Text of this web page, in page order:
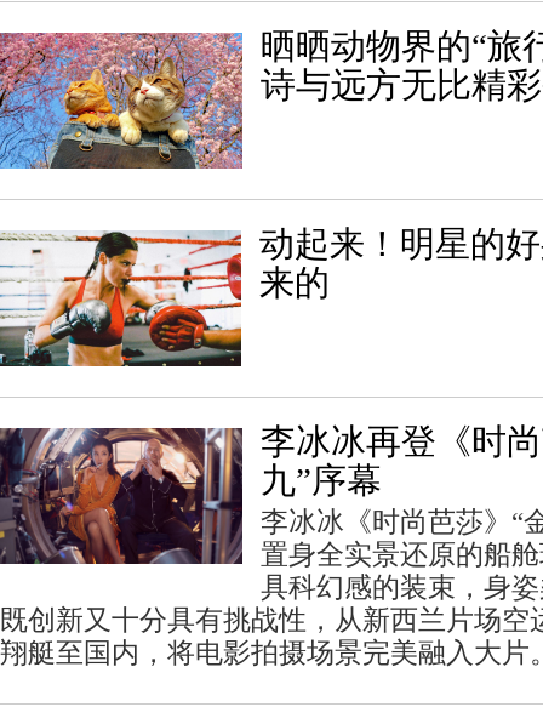
晒晒动物界的“旅
诗与远方无比精
动起来！明星的
来的
李冰冰再登《时
九”序幕
李冰冰《时尚芭莎》“
置身全实景还原的船
具科幻感的装束，身
既创新又十分具有挑战性，从新西兰片场空
翔艇至国内，将电影拍摄场景完美融入大片